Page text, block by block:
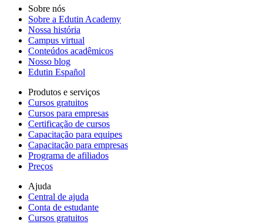
Sobre nós
Sobre a Edutin Academy
Nossa história
Campus virtual
Conteúdos acadêmicos
Nosso blog
Edutin Español
Produtos e serviços
Cursos gratuitos
Cursos para empresas
Certificação de cursos
Capacitação para equipes
Capacitação para empresas
Programa de afiliados
Preços
Ajuda
Central de ajuda
Conta de estudante
Cursos gratuitos